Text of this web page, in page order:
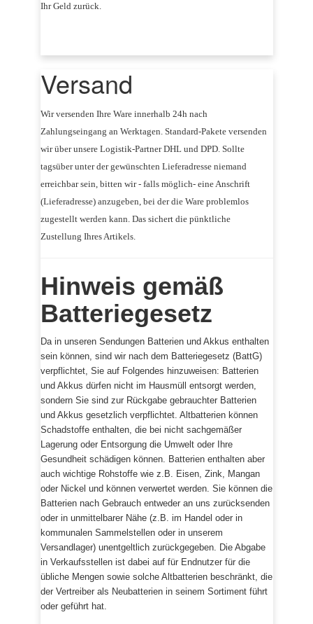
Ihr Geld zurück.
Versand
Wir versenden Ihre Ware innerhalb 24h nach
Zahlungseingang an Werktagen. Standard-Pakete versenden
wir über unsere Logistik-Partner DHL und DPD. Sollte
tagsüber unter der gewünschten Lieferadresse niemand
erreichbar sein, bitten wir - falls möglich- eine Anschrift
(Lieferadresse) anzugeben, bei der die Ware problemlos
zugestellt werden kann. Das sichert die pünktliche
Zustellung Ihres Artikels.
Hinweis gemäß
Batteriegesetz
Da in unseren Sendungen Batterien und Akkus enthalten
sein können, sind wir nach dem Batteriegesetz (BattG)
verpflichtet, Sie auf Folgendes hinzuweisen: Batterien
und Akkus dürfen nicht im Hausmüll entsorgt werden,
sondern Sie sind zur Rückgabe gebrauchter Batterien
und Akkus gesetzlich verpflichtet. Altbatterien können
Schadstoffe enthalten, die bei nicht sachgemäßer
Lagerung oder Entsorgung die Umwelt oder Ihre
Gesundheit schädigen können. Batterien enthalten aber
auch wichtige Rohstoffe wie z.B. Eisen, Zink, Mangan
oder Nickel und können verwertet werden. Sie können die
Batterien nach Gebrauch entweder an uns zurücksenden
oder in unmittelbarer Nähe (z.B. im Handel oder in
kommunalen Sammelstellen oder in unserem
Versandlager) unentgeltlich zurückgegeben. Die Abgabe
in Verkaufsstellen ist dabei auf für Endnutzer für die
übliche Mengen sowie solche Altbatterien beschränkt, die
der Vertreiber als Neubatterien in seinem Sortiment führt
oder geführt hat.